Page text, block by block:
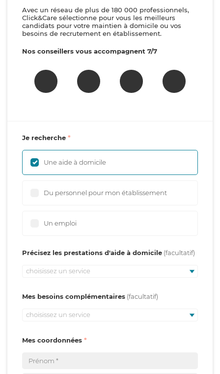
Avec un réseau de plus de 180 000 professionnels,
Click&Care sélectionne pour vous les meilleurs
candidats pour votre maintien à domicile ou vos
besoins de recrutement en établissement.
Nos conseillers vous accompagnent 7/7
Je recherche
Une aide à domicile
Du personnel pour mon établissement
Un emploi
Précisez les prestations d'aide à domicile
choisissez un service
Mes besoins complémentaires
choisissez un service
Mes coordonnées